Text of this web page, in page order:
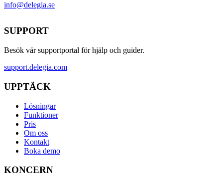
info@delegia.se
SUPPORT
Besök vår supportportal för hjälp och guider.
support.delegia.com
UPPTÄCK
Lösningar
Funktioner
Pris
Om oss
Kontakt
Boka demo
KONCERN